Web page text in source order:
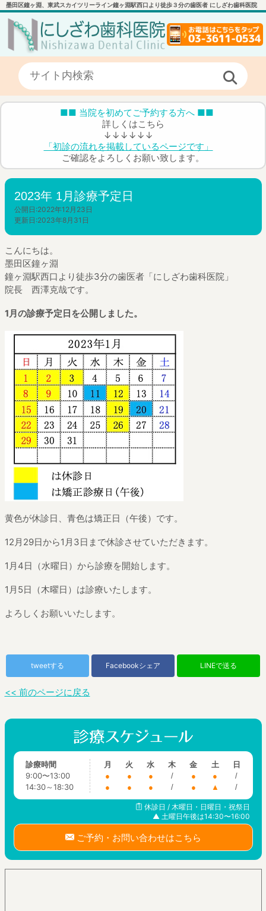
墨田区鐘ヶ淵、東武スカイツリーライン鐘ヶ淵駅西口より徒歩３分の歯医者 にしざわ歯科医院
■■ 当院を初めてご予約する方へ ■■
詳しくはこちら
↓↓↓↓↓↓
「初診の流れを掲載しているページです」
ご確認をよろしくお願い致します。
2023年 1月診療予定日
公開日:2022年12月23日
更新日:2023年8月31日
こんにちは。
墨田区鐘ヶ淵
鐘ヶ淵駅西口より徒歩3分の歯医者「にしざわ歯科医院」
院長 西澤克哉です。
1月の診療予定日を公開しました。
黄色が休診日、青色は矯正日（午後）です。
12月29日から1月3日まで休診させていただきます。
1月4日（水曜日）から診療を開始します。
1月5日（木曜日）は診療いたします。
よろしくお願いいたします。
tweetする Facebookシェア LINEで送る
<< 前のページに戻る
診療時間
9:00〜13:00
14:30～18:30
月
●
●
火
●
●
水
●
●
木
/
/
金
●
●
土
●
▲
日
/
/
休診日 / 木曜日・日曜日・祝祭日
▲ 土曜日午後は14:30〜16:00
ご予約・お問い合わせはこちら